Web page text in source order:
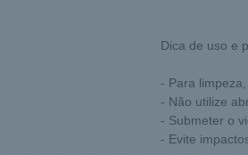
Dica de uso e
- Para
- Não utilize
- Submeter o
- Evite